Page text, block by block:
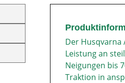
Der Husqvarna
Leistung an
Neigungen bis
Traktion in